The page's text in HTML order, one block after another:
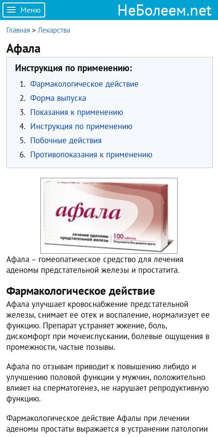
Меню НеБолеем.net
Главная >Лекарства
Афала
Инструкция по применению:
1. Фармакологическое действие
2. Форма выпуска
3. Показания к применению
4. Инструкция по применению
5. Побочные действия
6. Противопоказания к применению
Афала – гомеопатическое средство для лечения
аденомы предстательной железы и простатита.
Фармакологическое действие
Афала улучшает кровоснабжение предстательной
железы, снимает ее отек и воспаление, нормализует ее
функцию. Препарат устраняет жжение, боль,
дискомфорт при мочеиспускании, болевые ощущения в
промежности, частые позывы.
Афала по отзывам приводит к повышению либидо и
улучшению половой функции у мужчин, положительно
влияет на сперматогенез, не нарушает репродуктивную
функцию.
Фармакологическое действие Афалы при лечении
аденомы простаты выражается в устранении патологии